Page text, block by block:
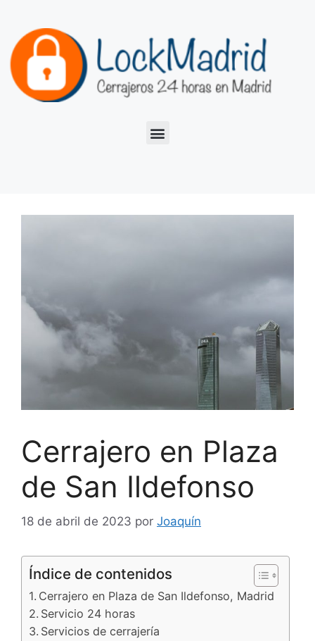
Cerrajero en Plaza
de San Ildefonso
18 de abril de 2023 por Joaquín
Índice de contenidos
Cerrajero en Plaza de San Ildefonso, Madrid
Servicio 24 horas
Servicios de cerrajería